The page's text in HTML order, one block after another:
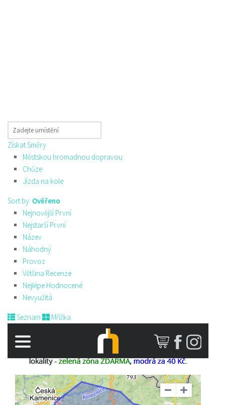
Získat Směry
Městskou hromadnou dopravou
Chůze
Jízda na kole
Sort by: Ověřeno
Nejnovější První
Nejstarší První
Název
Náhodný
Provoz
Většina Recenze
Nejlépe Hodnocené
Nevyužitá
Seznam Mřížka